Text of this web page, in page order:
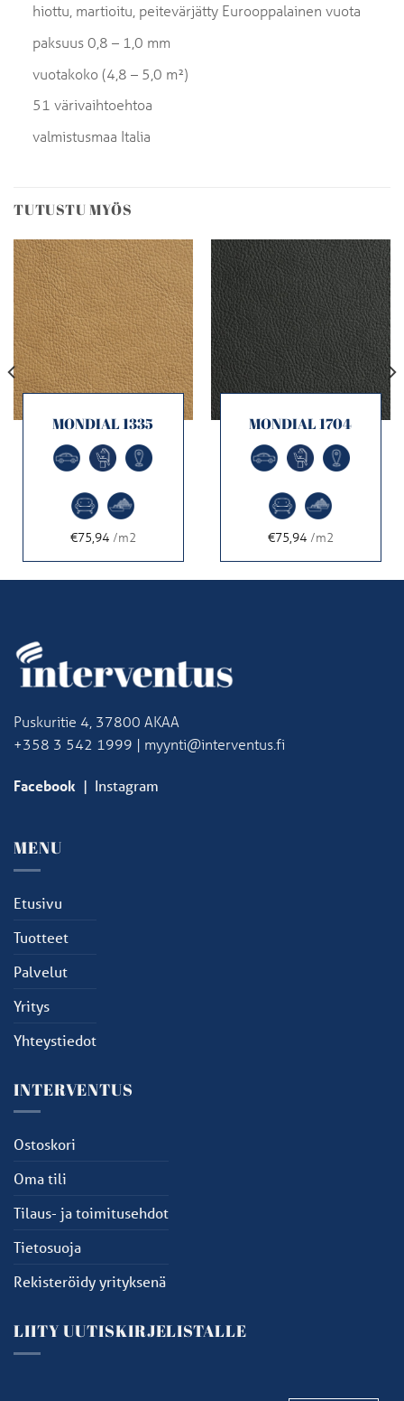
hiottu, martioitu, peitevärjätty Eurooppalainen vuota
paksuus 0,8 – 1,0 mm
vuotakoko (4,8 – 5,0 m²)
51 värivaihtoehtoa
valmistusmaa Italia
TUTUSTU MYÖS
MONDIAL 1335
€75,94/m2
MONDIAL 1704
€75,94/m2
Puskuritie 4, 37800 AKAA
+358 3 542 1999 | myynti@interventus.fi
Facebook | Instagram
MENU
Etusivu
Tuotteet
Palvelut
Yritys
Yhteystiedot
INTERVENTUS
Ostoskori
Oma tili
Tilaus- ja toimitusehdot
Tietosuoja
Rekisteröidy yrityksenä
LIITY UUTISKIRJELISTALLE